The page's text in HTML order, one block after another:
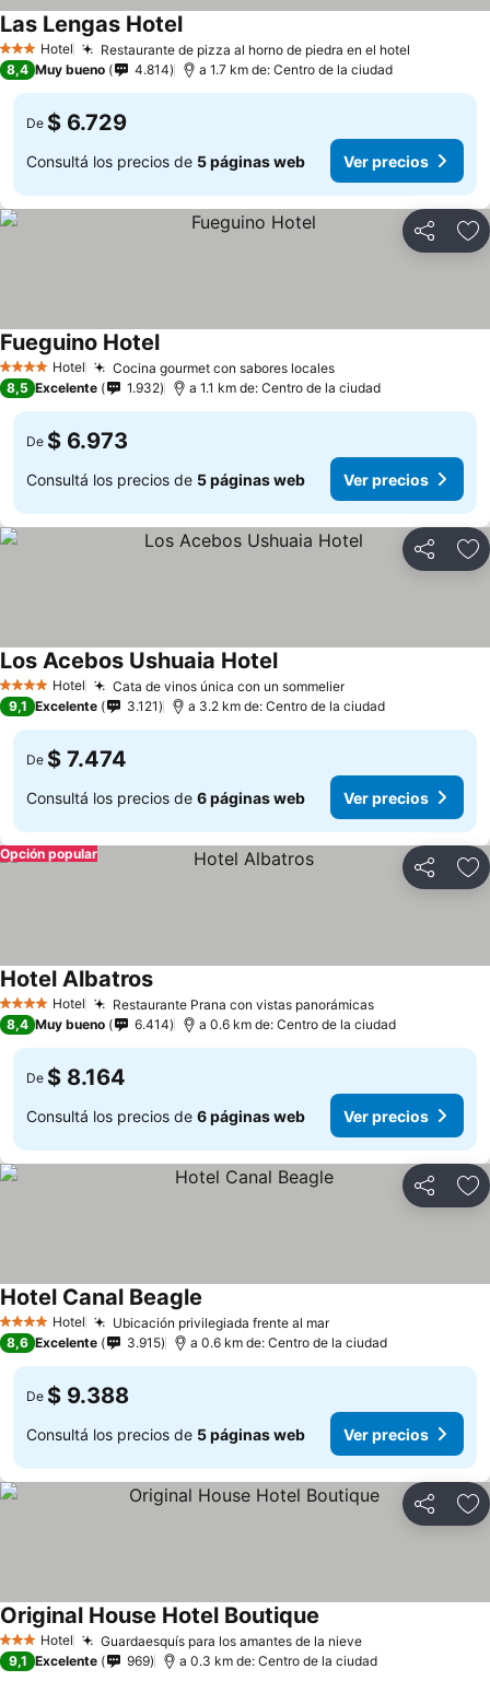
3 Estrellas
Hotel Restaurante de pizza al horno de piedra en el hotel
Las Lengas Hotel
8,4 Muy bueno 4.814 a 1.7 km de: Centro de la ciudad
De $ 6.729
Consultá los precios de 5 páginas web Ver precios
Compartir
4 EstrellasHotel Cocina gourmet con sabores locales
Fueguino Hotel
8,5 Excelente 1.932 a 1.1 km de: Centro de la ciudad
De $ 6.973
Consultá los precios de 5 páginas web Ver precios
Compartir
4 EstrellasHotel Cata de vinos única con un sommelier
Los Acebos Ushuaia Hotel
9,1 Excelente 3.121 a 3.2 km de: Centro de la ciudad
De $ 7.474
Consultá los precios de 6 páginas web Ver precios
Compartir
Opción popular
4 EstrellasHotel Restaurante Prana con vistas panorámicas
Hotel Albatros
8,4 Muy bueno 6.414 a 0.6 km de: Centro de la ciudad
De $ 8.164
Consultá los precios de 6 páginas web Ver precios
Compartir
4 EstrellasHotel Ubicación privilegiada frente al mar
Hotel Canal Beagle
8,6 Excelente 3.915 a 0.6 km de: Centro de la ciudad
De $ 9.388
Consultá los precios de 5 páginas web Ver precios
Compartir
3 Estrellas
Hotel Guardaesquís para los amantes de la nieve
Original House Hotel Boutique
9,1 Excelente 969 a 0.3 km de: Centro de la ciudad